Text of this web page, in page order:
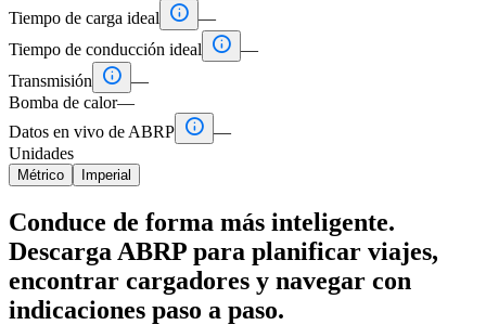
Tiempo de carga ideal
 —
Tiempo de conducción ideal
 —
Transmisión
 —
Bomba de calor—
Datos en vivo de ABRP  —
Unidades
Métrico Imperial
Conduce de forma más inteligente.
Descarga ABRP para planificar viajes,
encontrar cargadores y navegar con
indicaciones paso a paso.